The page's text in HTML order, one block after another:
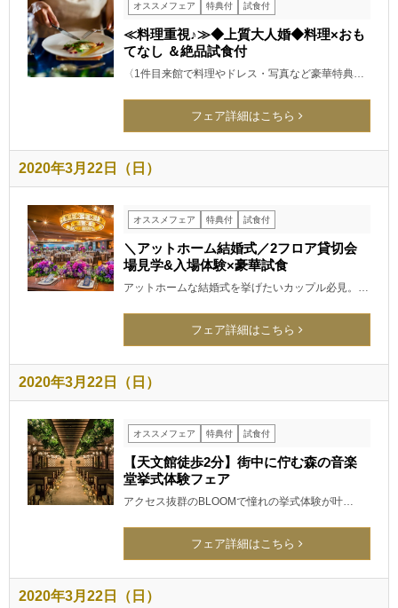
オススメフェア 特典付 試食付
≪料理重視♪≫◆上質大人婚◆料理×おも
てなし ＆絶品試食付
〈1件目来館で料理やドレス・写真など豪華特典…
フェア詳細はこちら
2020年3月22日（日）
オススメフェア 特典付 試食付
＼アットホーム結婚式／2フロア貸切会
場見学&入場体験×豪華試食
アットホームな結婚式を挙げたいカップル必見。…
フェア詳細はこちら
2020年3月22日（日）
オススメフェア 特典付 試食付
【天文館徒歩2分】街中に佇む森の音楽
堂挙式体験フェア
アクセス抜群のBLOOMで憧れの挙式体験が叶…
フェア詳細はこちら
2020年3月22日（日）